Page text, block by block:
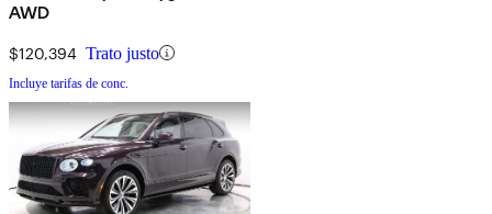
AWD
$120,394 Trato justo
Incluye tarifas de conc.